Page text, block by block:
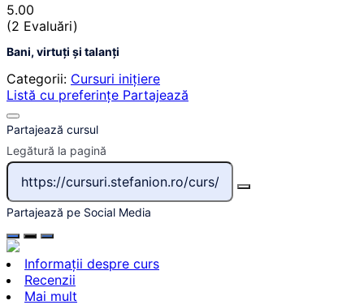
5.00
(2 Evaluări)
Bani, virtuţi şi talanţi
Categorii: Cursuri inițiere
Listă cu preferințe Partajează
Partajează cursul
Legătură la pagină
Partajează pe Social Media
Informații despre curs
Recenzii
Mai mult